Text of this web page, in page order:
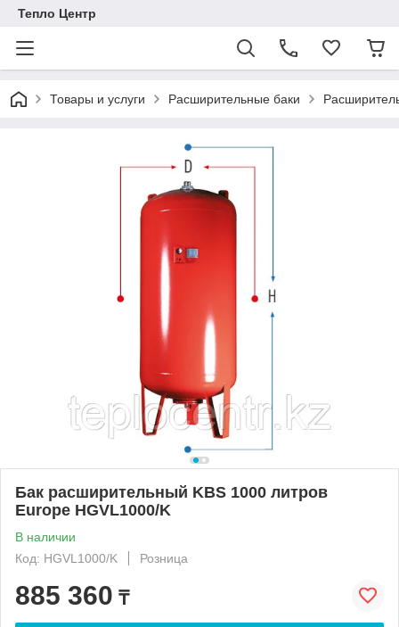
Тепло Центр
Товары и услуги Расширительные баки
Бак расширительный KBS 1000 литров
Europe HGVL1000/K
В наличии
Код: HGVL1000/K
Розница
885 360 ₸